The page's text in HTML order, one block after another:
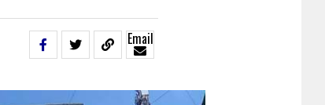
Email